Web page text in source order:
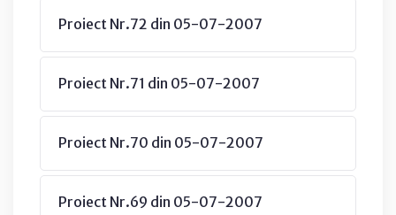
Proiect Nr.72 din 05-07-2007
Proiect Nr.71 din 05-07-2007
Proiect Nr.70 din 05-07-2007
Proiect Nr.69 din 05-07-2007